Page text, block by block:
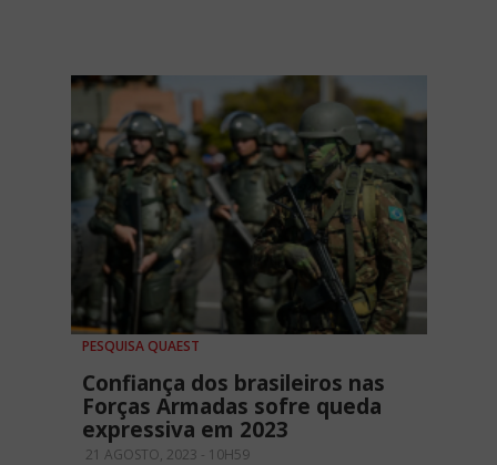
PESQUISA QUAEST
Confiança dos brasileiros nas
Forças Armadas sofre queda
expressiva em 2023
21 AGOSTO, 2023 - 10H59